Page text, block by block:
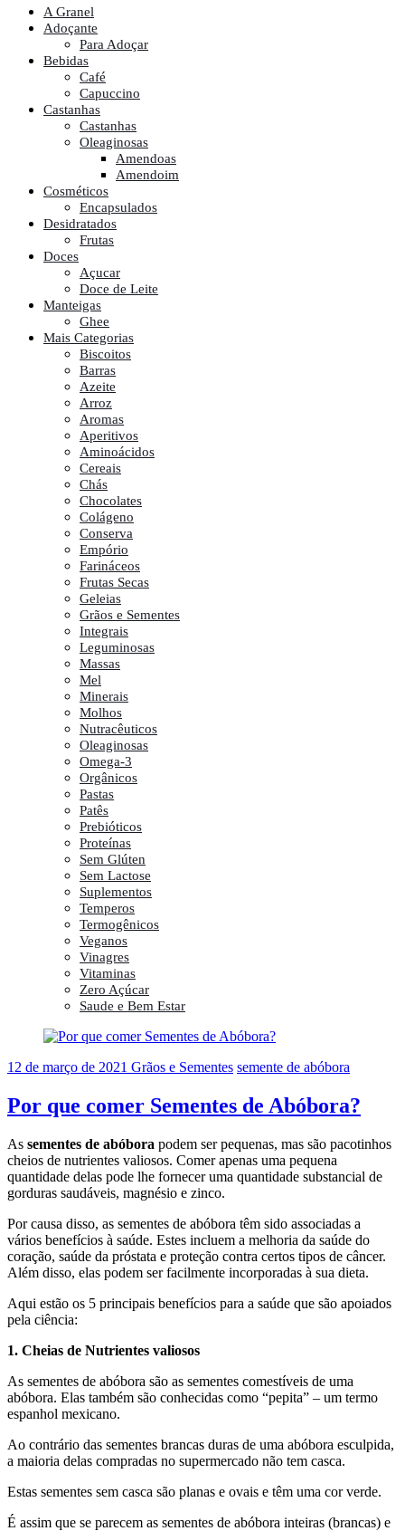
A Granel
Adoçante
Para Adoçar
Bebidas
Café
Capuccino
Castanhas
Castanhas
Oleaginosas
Amendoas
Amendoim
Cosméticos
Encapsulados
Desidratados
Frutas
Doces
Açucar
Doce de Leite
Manteigas
Ghee
Mais Categorias
Biscoitos
Barras
Azeite
Arroz
Aromas
Aperitivos
Aminoácidos
Cereais
Chás
Chocolates
Colágeno
Conserva
Empório
Farináceos
Frutas Secas
Geleias
Grãos e Sementes
Integrais
Leguminosas
Massas
Mel
Minerais
Molhos
Nutracêuticos
Oleaginosas
Omega-3
Orgânicos
Pastas
Patês
Prebióticos
Proteínas
Sem Glúten
Sem Lactose
Suplementos
Temperos
Termogênicos
Veganos
Vinagres
Vitaminas
Zero Açúcar
Saude e Bem Estar
12 de março de 2021 Grãos e Sementes semente de abóbora
Por que comer Sementes de Abóbora?
As sementes de abóbora podem ser pequenas, mas são pacotinhos
cheios de nutrientes valiosos. Comer apenas uma pequena
quantidade delas pode lhe fornecer uma quantidade substancial de
gorduras saudáveis, magnésio e zinco.
Por causa disso, as sementes de abóbora têm sido associadas a
vários benefícios à saúde. Estes incluem a melhoria da saúde do
coração, saúde da próstata e proteção contra certos tipos de câncer.
Além disso, elas podem ser facilmente incorporadas à sua dieta.
Aqui estão os 5 principais benefícios para a saúde que são apoiados
pela ciência:
1. Cheias de Nutrientes valiosos
As sementes de abóbora são as sementes comestíveis de uma
abóbora. Elas também são conhecidas como “pepita” – um termo
espanhol mexicano.
Ao contrário das sementes brancas duras de uma abóbora esculpida,
a maioria delas compradas no supermercado não tem casca.
Estas sementes sem casca são planas e ovais e têm uma cor verde.
É assim que se parecem as sementes de abóbora inteiras (brancas) e